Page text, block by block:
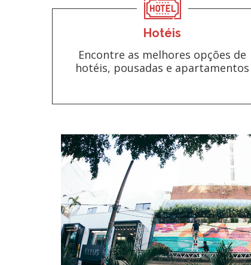
Hotéis
Encontre as melhores opções de
hotéis, pousadas e apartamentos